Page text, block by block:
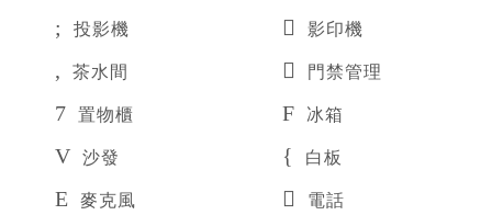
投影機
影印機
茶水間
門禁管理
置物櫃
冰箱
沙發
白板
麥克風
電話